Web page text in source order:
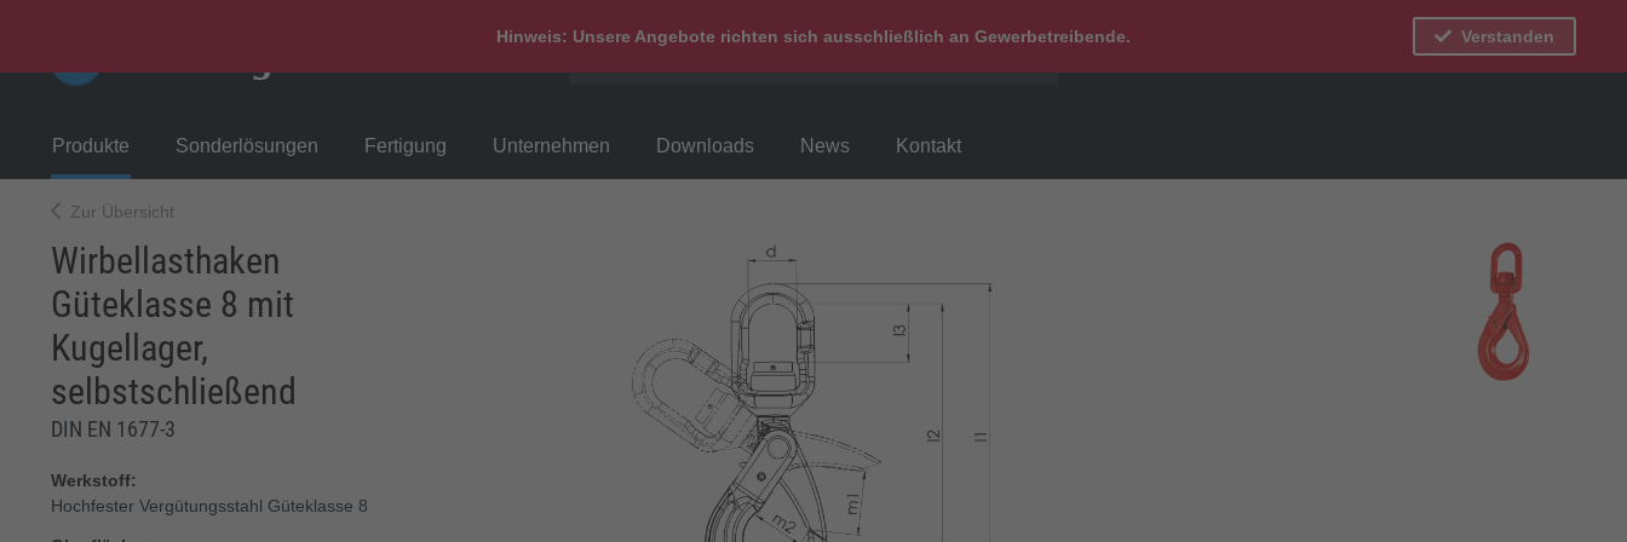
Hinweis: Unsere Angebote richten sich ausschließlich an Gewerbetreibende.
Verstanden
Mein Konto
Produkte Sonderlösungen Fertigung Unternehmen Downloads News Kontakt
Wirbellasthaken
Güteklasse 8 mit
Kugellager,
selbstschließend
DIN EN 1677-3
Werkstoff:
Hochfester Vergütungsstahl Güteklasse 8
Zur Übersicht